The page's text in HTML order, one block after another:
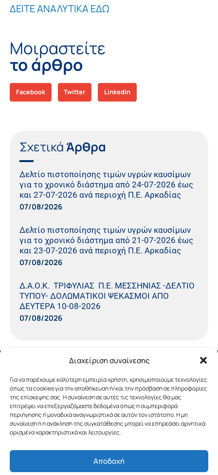
Διαχείριση συναίνεσης
Για να παρέχουμε καλύτερη εμπειρία χρήστη, χρησιμοποιούμε τεχνολογίες
όπως τα cookies για την αποθήκευση ή/και την πρόσβαση σε πληροφορίες
της επίσκεψης σας. Η συναίνεση σε αυτές τις τεχνολογίες θα μας
επιτρέψει να επεξεργαζόμαστε δεδομένα όπως η συμπεριφορά
περιήγησης ή μοναδικά αναγνωριστικά σε αυτόν τον ιστότοπο. Η μη
συναίνεση ή η ανάκληση της συγκατάθεσης μπορεί να επηρεάσει αρνητικά
ορισμένα χαρακτηριστικά και λειτουργίες.
Αποδοχή
ΔΕΙΤΕ ΑΝΑΛΥΤΙΚΑ ΕΔΩ
Μοιραστείτε
το άρθρο
Facebook Twitter LinkedIn
Σχετικά Άρθρα
Δελτίο πιστοποίησης τιμών υγρών καυσίμων
για το χρονικό διάστημα από 24-07-2026 έως
και 27-07-2026 ανά περιοχή Π.Ε. Αρκαδίας
07/08/2026
Δελτίο πιστοποίησης τιμών υγρών καυσίμων
για το χρονικό διάστημα από 21-07-2026 έως
και 23-07-2026 ανά περιοχή Π.Ε. Αρκαδίας
07/08/2026
Δ.Α.Ο.Κ. ΤΡΙΦΥΛΙΑΣ Π.Ε. ΜΕΣΣΗΝΙΑΣ -ΔΕΛΤΙΟ
ΤΥΠΟΥ- ΔΟΛΩΜΑΤΙΚΟΙ ΨΕΚΑΣΜΟΙ ΑΠΟ
ΔΕΥΤΕΡΑ 10-08-2026
07/08/2026